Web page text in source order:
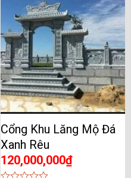
Cổng Khu Lăng Mộ Đá
Xanh Rêu
120,000,000₫